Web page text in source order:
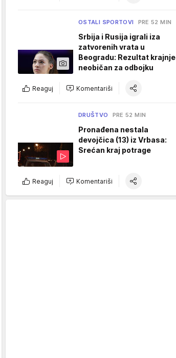
OSTALI SPORTOVI PRE 52 MIN
Srbija i Rusija igrali iza
zatvorenih vrata u
Beogradu: Rezultat krajnje
neobičan za odbojku
Reaguj Komentariši
DRUŠTVO PRE 52 MIN
Pronađena nestala
devojčica (13) iz Vrbasa:
Srećan kraj potrage
Reaguj Komentariši